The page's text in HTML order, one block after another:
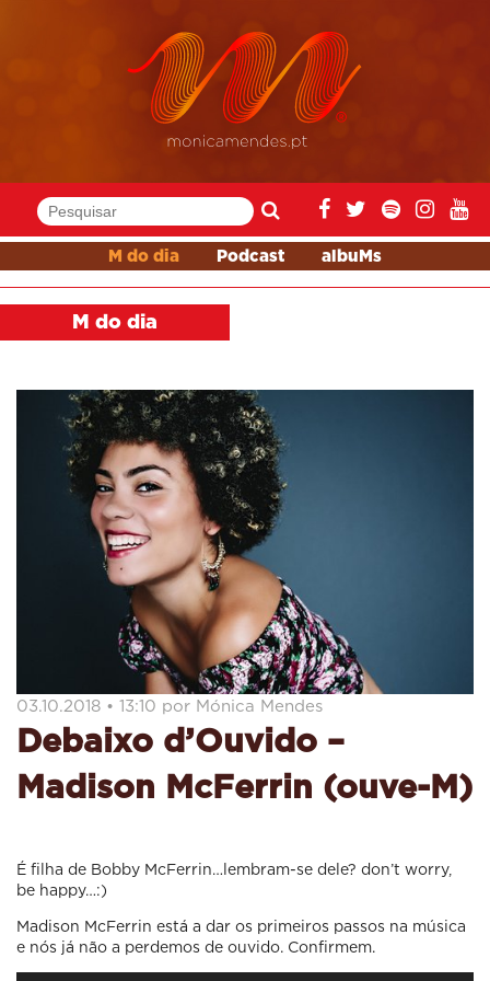
M do dia Podcast albuMs
M do dia
03.10.2018 • 13:10 por Mónica Mendes
Debaixo d’Ouvido –
Madison McFerrin (ouve-M)
É filha de Bobby McFerrin…lembram-se dele? don’t worry,
be happy…:)
Madison McFerrin está a dar os primeiros passos na música
e nós já não a perdemos de ouvido. Confirmem.